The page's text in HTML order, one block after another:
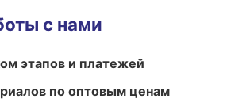
с нами
этапов и платежей
по оптовым ценам